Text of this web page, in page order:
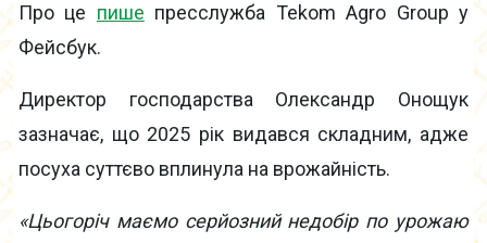
Про це пише пресслужба Tekom Agro Group у
Фейсбук.
Директор господарства Олександр Онощук
зазначає, що 2025 рік видався складним, адже
посуха суттєво вплинула на врожайність.
«Цьогоріч маємо серйозний недобір по урожаю